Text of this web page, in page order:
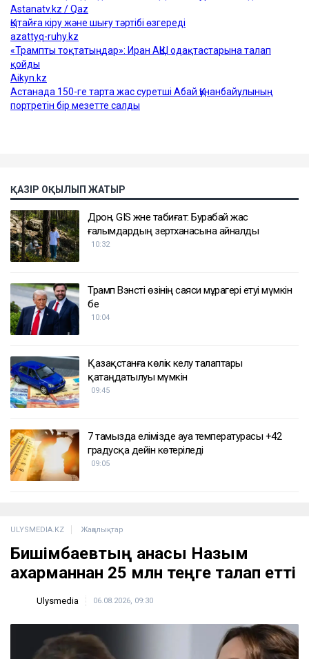
ҚАЗІР ОҚЫЛЫП ЖАТЫР
10:32
Қазақстанға көлік әкелу талаптары
қатаңдатылуы мүмкін
09:45
7 тамызда елімізде ауа температурасы +42
градусқа дейін көтеріледі
09:05